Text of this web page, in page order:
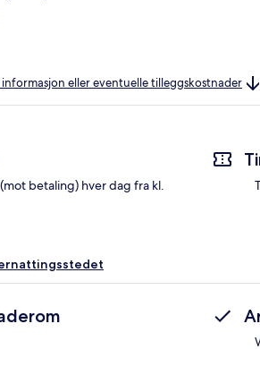
eller eventuelle tilleggskostnader
betaling) hver dag fra kl.